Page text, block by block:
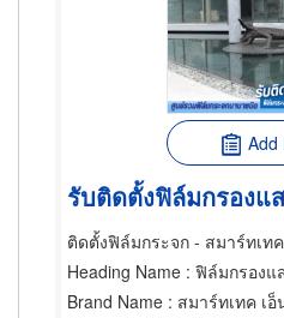
Add
รับติดตั้งฟิล์มกรองแ
ติดตั้งฟิล์มกระจก - สมาร์ทเทค
Heading Name : ฟิล์มกรองแสงอาคา
Brand Name : สมาร์ทเทค เอ็